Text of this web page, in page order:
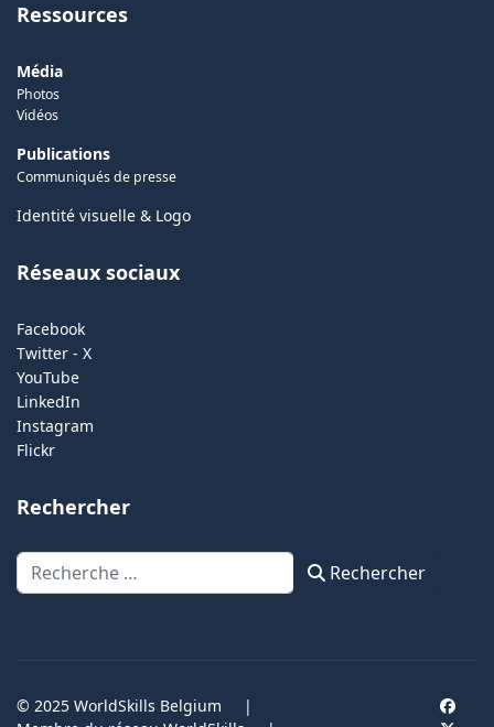
Ressources
Média
Photos
Vidéos
Publications
Communiqués de presse
Identité visuelle & Logo
Réseaux sociaux
Facebook
Twitter - X
YouTube
LinkedIn
Instagram
Flickr
Rechercher
Rechercher Rechercher
© 2025 WorldSkills Belgium
|